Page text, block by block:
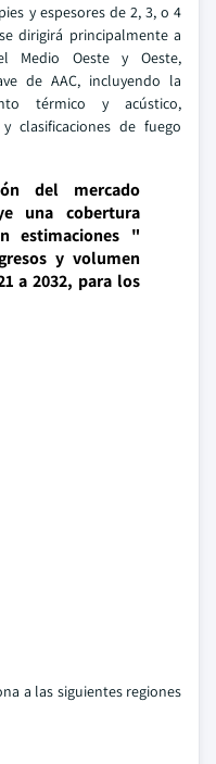
y espesores de 2, 3, o 4
dirigirá principalmente a
Medio Oeste y Oeste,
de AAC, incluyendo la
térmico y acústico,
clasificaciones de fuego
del mercado
una cobertura
estimaciones "
y volumen
a 2032, para los
a las siguientes regiones